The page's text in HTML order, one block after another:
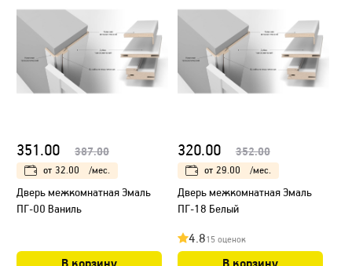
351.00 387.00
от 32.00 /мес.
Дверь межкомнатная Эмаль
ПГ-00 Ваниль
320.00 352.00
от 29.00 /мес.
Дверь межкомнатная Эмаль
ПГ-18 Белый
4.815 оценок